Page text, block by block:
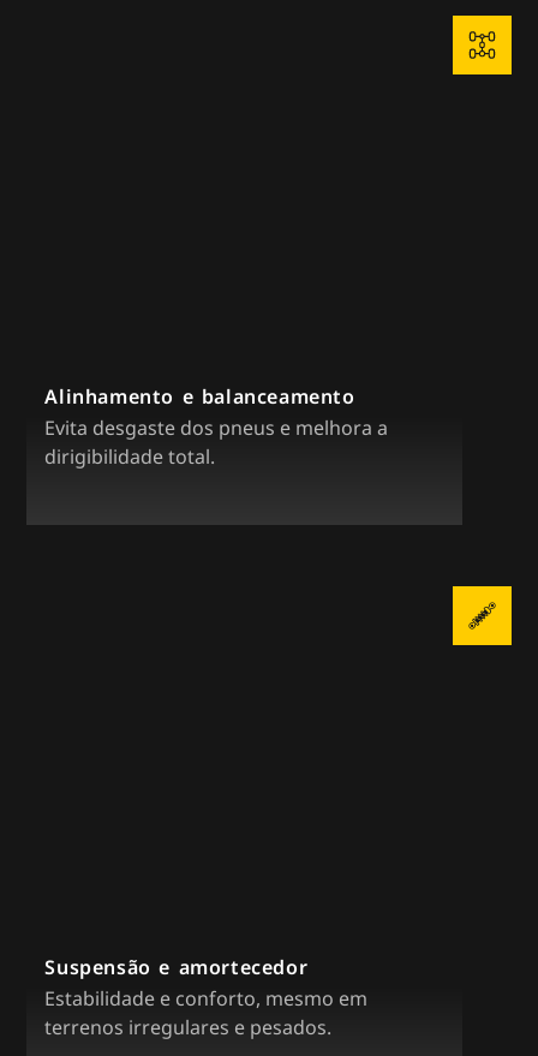
Alinhamento e balanceamento
Evita desgaste dos pneus e melhora a
dirigibilidade total.
Suspensão e amortecedor
Estabilidade e conforto, mesmo em
terrenos irregulares e pesados.